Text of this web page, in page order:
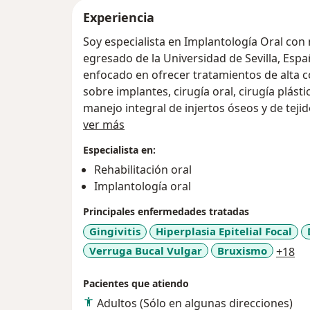
Experiencia
Soy especialista en Implantología Oral con
egresado de la Universidad de Sevilla,
enfocado en ofrecer tratamientos de alta
sobre implantes, cirugía oral, cirugía
manejo integral de injertos óseos y de
constante con la actualización y la
necesidades de cada paciente para
ofrezcan resultados funcionales, duraderos
Uno de los pilares de mi práctica es la
planificar con precisión procedimientos
rehabilitaciones protésicas, guías
reduce los tiempos de tratamiento y
ver más
Especialista en:
Rehabilitación oral
Implantología oral
Principales enfermedades tratadas
Gingivitis Hiperplasia Epitelial Focal
Verruga Bucal Vulgar
Bruxismo +18
Pacientes que atiendo
Adultos (Sólo en algunas direcciones)